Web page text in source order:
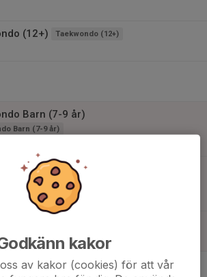
(12+) Taekwondo (12+)
Barn (7-9 år)
Barn (7-9 år)
Barn (10 - 12år)
Barn (10 - 12år)
kakor
av kakor (cookies) för att vår